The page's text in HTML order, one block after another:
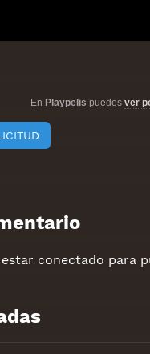
En Playpelis puedes ver
conectado para